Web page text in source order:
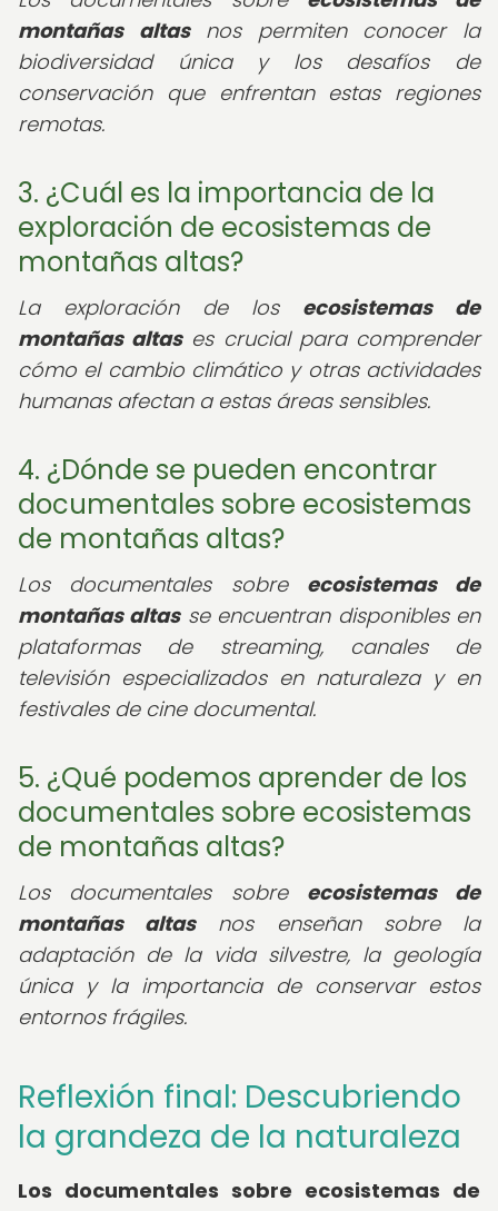
montañas altasnos permiten conocer la
biodiversidad única y los desafíos de
conservación que enfrentan estas regiones
remotas.
3. ¿Cuál es la importancia de la
exploración de ecosistemas de
montañas altas?
La exploración de los ecosistemas de
montañas altases crucial para comprender
cómo el cambio climático y otras actividades
humanas afectan a estas áreas sensibles.
4. ¿Dónde se pueden encontrar
documentales sobre ecosistemas
de montañas altas?
Los documentales sobre ecosistemas de
montañas altasse encuentran disponibles en
plataformas de streaming, canales de
televisión especializados en naturaleza y en
festivales de cine documental.
5. ¿Qué podemos aprender de los
documentales sobre ecosistemas
de montañas altas?
Los documentales sobre ecosistemas de
montañas altasnos enseñan sobre la
adaptación de la vida silvestre, la geología
única y la importancia de conservar estos
entornos frágiles.
Reflexión final: Descubriendo
la grandeza de la naturaleza
Los documentales sobre ecosistemas de